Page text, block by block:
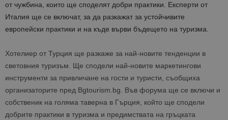
от чужбина, които ще споделят добри практики. Експерти от
Италия ще се включат, за да разкажат за устойчивите
европейски практики и на къде върви бъдещето на туризма.
Хотелиер от Турция ще разкаже за най-новите тенденции в
световния туризъм. Ще сподели най-новите маркетингови
инструменти за привличане на гости и туристи, съобщиха
организаторите пред Bgtourism.bg. Във форума ще се включи и
собственик на голяма таверна в Гърция, който ще сподели
добрите практики в туризма и предимствата на гръцката